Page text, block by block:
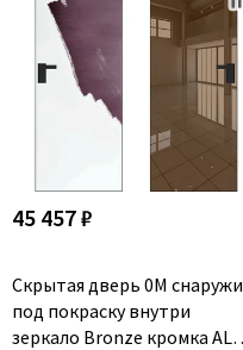
45 457 ₽
Скрытая дверь 0M снаружи
под покраску внутри
зеркало Bronze кромка AL